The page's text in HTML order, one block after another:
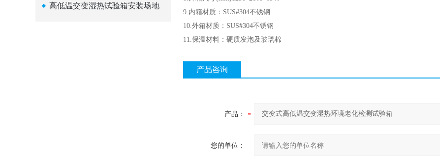
高低温交变湿热试验箱安装场地
9.内箱材质：SUS#304不锈钢
10.外箱材质：SUS#304不锈钢
11.保温材料：硬质发泡及玻璃棉
产品咨询
产品：
您的单位：